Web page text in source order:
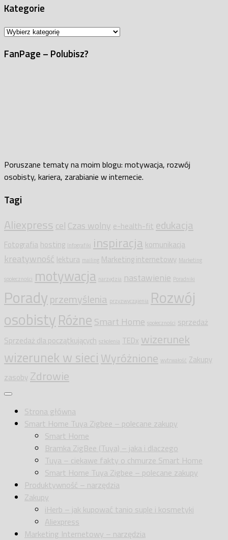
Kategorie
Kategorie
FanPage – Polubisz?
Poruszane tematy na moim blogu: motywacja, rozwój
osobisty, kariera, zarabianie w internecie.
Tagi
Aliexpress celCzas wolny e-health-fit edukacja
Fotografia hosting Infografiki inspiracja komunikacja
kreatywność lektura mailing Marketing internetowy Marketing
społeczności motywacja narzędzia nastawienie Poradniki
Poradyprzemyślenia przyzwyczajenia Rozwój
osobistyRóżneSmart Home społeczności sprzedaż
Sprzedaż dla początkujących szkolenia TEDx wizerunek
wizerunek w sieci Wyróżnione wytrwałość Zakupy
zasoby Zdrowie
Strona główna
Smart Home Tuya Zigbee – polecane zakupy
Smart Home
Bramka ZigBee (Tuya) – jaka i dlaczego
Tuya – ciekawe fakty o chmurze Smart Home
Smart Home Tuya Zigbee – polecane zakupy
Produktywność – narzędzia
Zakupy
iHerb – jak kupować tanio suple i kosmetyki
Aliexpress
Marketing Internetowy – narzędzia